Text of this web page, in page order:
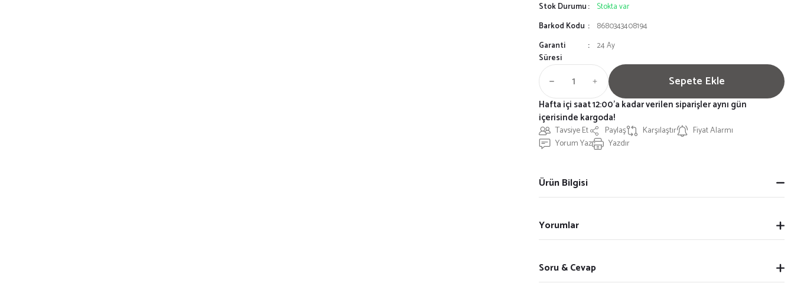
Stok Durumu
Stokta var
Barkod Kodu
8680343408194
Garanti
Süresi
24 Ay
Sepete Ekle
Tavsiye Et Paylaş Karşılaştır
Fiyat Alarmı
Yorum Yaz
Yazdır
Hafta içi saat 12:00'a kadar verilen siparişler aynı gün
içerisinde kargoda!
Ürün Bilgisi
Yorumlar
Soru & Cevap